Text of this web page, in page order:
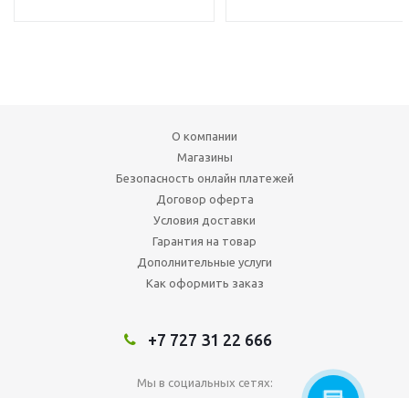
О компании
Магазины
Безопасность онлайн платежей
Договор оферта
Условия доставки
Гарантия на товар
Дополнительные услуги
Как оформить заказ
+7 727 31 22 666
Мы в социальных сетях: